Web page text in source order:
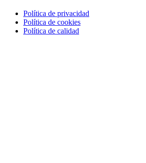
Política de privacidad
Política de cookies
Política de calidad